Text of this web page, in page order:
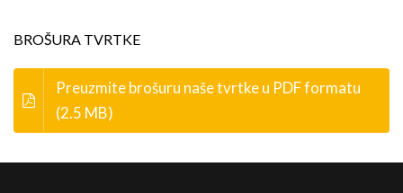
BROŠURA TVRTKE
Preuzmite brošuru naše tvrtke u PDF formatu
(2.5 MB)